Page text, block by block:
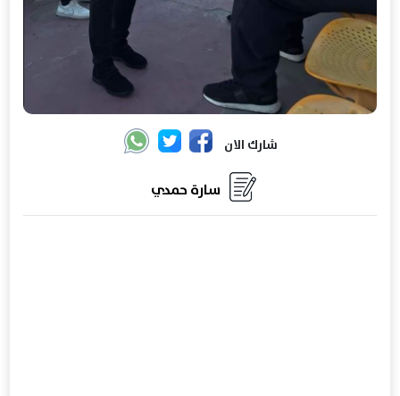
شارك الان
سارة حمدي